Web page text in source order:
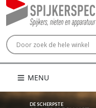
MENU
DE SCHERPSTE